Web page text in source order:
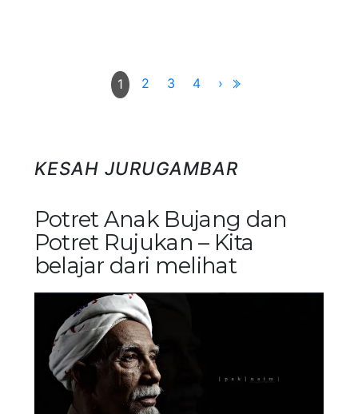
1 2 3 4 ›
KESAH JURUGAMBAR
Potret Anak Bujang dan
Potret Rujukan – Kita
belajar dari melihat